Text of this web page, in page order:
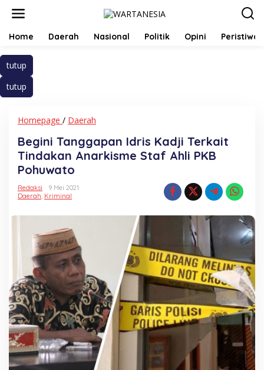
Home Daerah Nasional Politik Opini Peristiwa
tutup
tutup
Homepage / Daerah
Idris
Kadji
Terkait
PKB
Pohuwato
Begini Tanggapan Idris Kadji Terkait
Tindakan Anarkisme Staf Ahli PKB
Pohuwato
Redaksi
9 Mei 2021
Daerah, Kriminal